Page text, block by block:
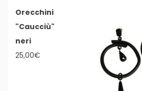
Orecchini
"Caucciù"
neri
25,00€